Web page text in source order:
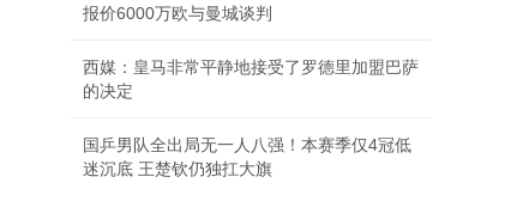
报价6000万欧与曼城谈判
西媒：皇马非常平静地接受了罗德里加盟巴萨
的决定
国乒男队全出局无一人八强！本赛季仅4冠低
迷沉底 王楚钦仍独扛大旗